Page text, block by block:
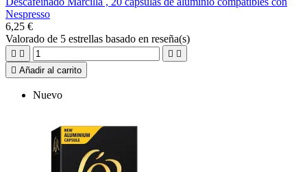
Nespresso
6,25 €
Valorado de 5 estrellas basado en reseña(s)
   
 Añadir al carrito
Nuevo